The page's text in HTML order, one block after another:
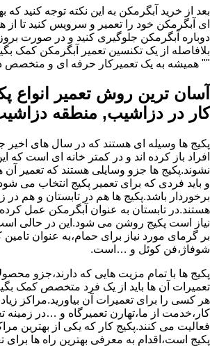
بعد از خرید آبگرمکن به این نکته توجه کنید
ای آبگرمکن خود را تعمیر و سرویس کنید تا از
دوباره آبگرمکن جلوگیری کنید و در صورت
بلافاصله از یک تکنسین تعمیر آبگرمکن کمک
"" همیشه به یک تعمیرکار حرفه ای و متخصص
آسان ترین روش تعمیر انواع
کار در دزاشیب, منطقه
پکیج ها وسیله ای هستند که در سال های اخیر
افراد باز کرده اند و در کمتر خانه ای است که
نشوند.پکیج ها جزو وسایلی هستند که تعمیر
و باید فردی که برای تعمیر پکیج انتخاب می
برخوردار باشد.پکیج ها هم در تابستان و هم در
هستند.در تابستان به عنوان آبگرمکن عمل
نیاز است پکیج روشن می شود.این در حالی
بر گرمای مورد نیاز برای حمام،به عنوان تامین
شوفاژ،فن کوئل و …است.
پکیج ها با تمام مزیت هایی که دارند،جزو
تعمیرات آن ها باید از یک فرد متخصص کمک
هر کسی را برای تعمیرات آن بیاورید.مراکز
کار،خدمت از ما،تهارن تعمیرگاه و …در
فعالیت می کنند.پکیج کار که یکی از بهترین
پکیج است،اقدام به معرفی بهترین راه ها